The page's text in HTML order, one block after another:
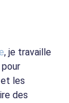
, je travaille
les
des